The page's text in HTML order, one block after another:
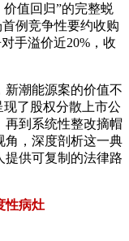
值回归”的完整蜕
例竞争性要约收购
手溢价近20%，收
新潮能源案的价值不
现了股权分散上市公
再到系统性整改摘帽
角，深度剖析这一典
提供可复制的法律路
性病灶